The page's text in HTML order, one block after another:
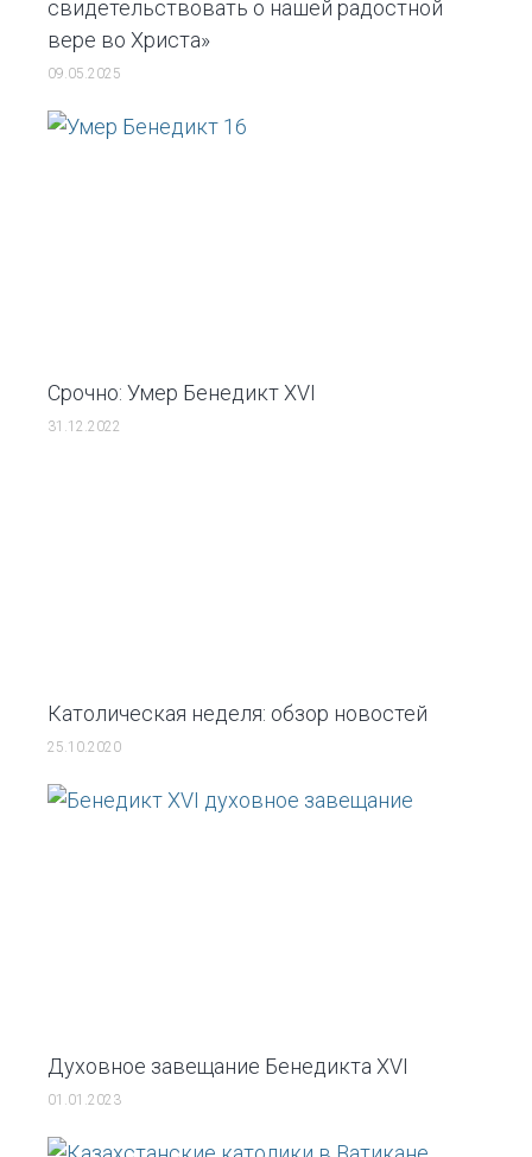
свидетельствовать о нашей радостной
вере во Христа»
09.05.2025
Срочно: Умер Бенедикт XVI
31.12.2022
Католическая неделя: обзор новостей
25.10.2020
Духовное завещание Бенедикта XVI
01.01.2023